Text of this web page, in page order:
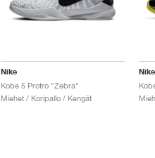
Nike
Kobe 5 Protro "Zebra"
Miehet / Koripallo / Kengät
Nike